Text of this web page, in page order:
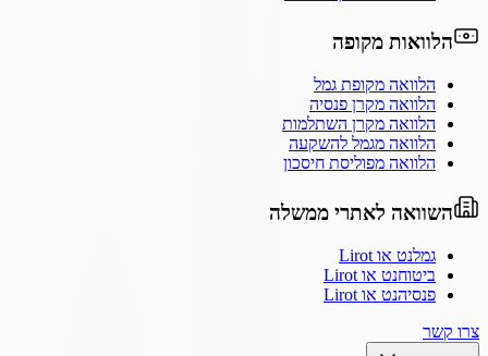
הלוואות מקופה
הלוואה מקופת גמל
הלוואה מקרן פנסיה
הלוואה מקרן השתלמות
הלוואה מגמל להשקעה
הלוואה מפוליסת חיסכון
השוואה לאתרי ממשלה
גמלנט או Lirot
ביטוחנט או Lirot
פנסיהנט או Lirot
צרו קשר